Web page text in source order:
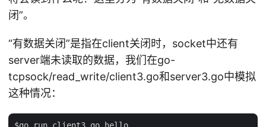
闭”。
“有数据关闭”是指在client关闭时，socket中还有
server端未读取的数据，我们在go-
tcpsock/read_write/client3.go和server3.go中模拟
这种情况：
$go run client3.go hello